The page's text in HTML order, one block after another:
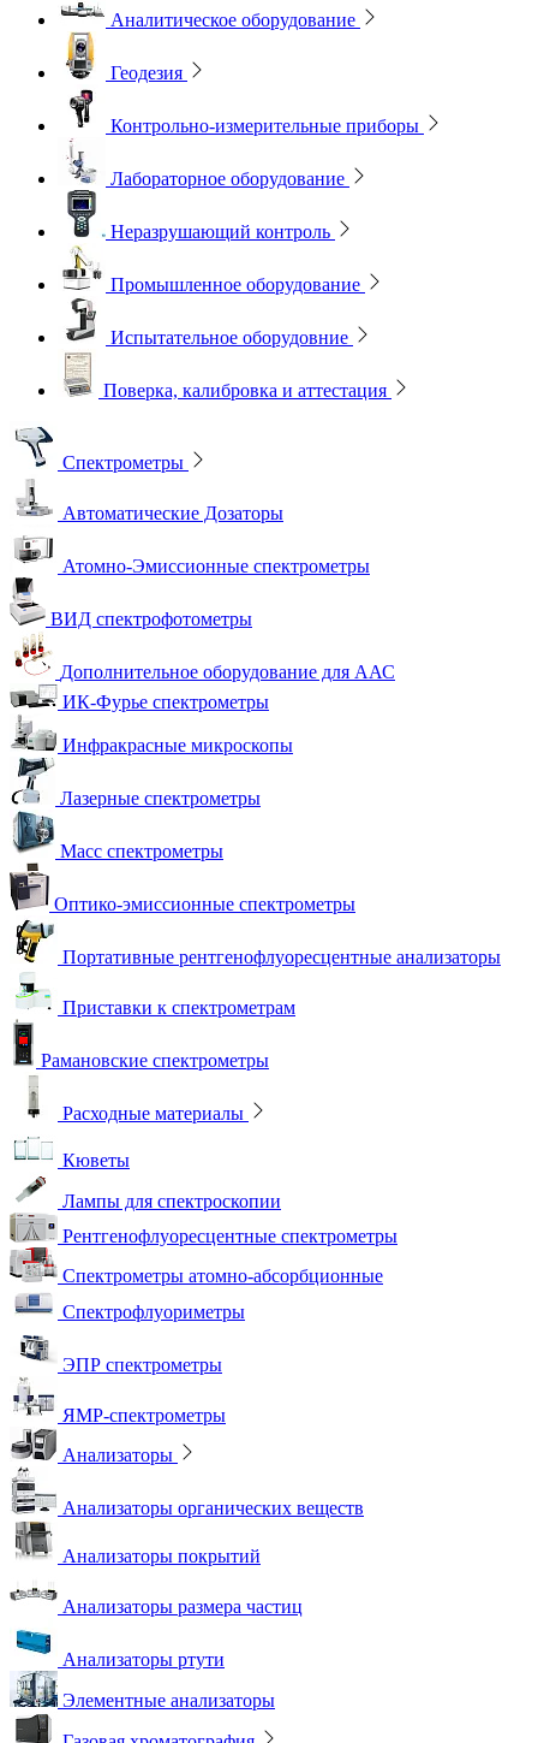
Аналитическое оборудование
Геодезия
Контрольно-измерительные приборы
Лабораторное оборудование
Неразрушающий контроль
Промышленное оборудование
Испытательное оборудовние
Поверка, калибровка и аттестация
Спектрометры
Автоматические Дозаторы
Атомно-Эмиссионные спектрометры
ВИД спектрофотометры
Дополнительное оборудование для ААС
ИК-Фурье спектрометры
Инфракрасные микроскопы
Лазерные спектрометры
Масс спектрометры
Оптико-эмиссионные спектрометры
Портативные рентгенофлуоресцентные анализаторы
Приставки к спектрометрам
Рамановские спектрометры
Расходные материалы
Кюветы
Лампы для спектроскопии
Рентгенофлуоресцентные спектрометры
Спектрометры атомно-абсорбционные
Спектрофлуориметры
ЭПР спектрометры
ЯМР-спектрометры
Анализаторы
Анализаторы органических веществ
Анализаторы покрытий
Анализаторы размера частиц
Анализаторы ртути
Элементные анализаторы